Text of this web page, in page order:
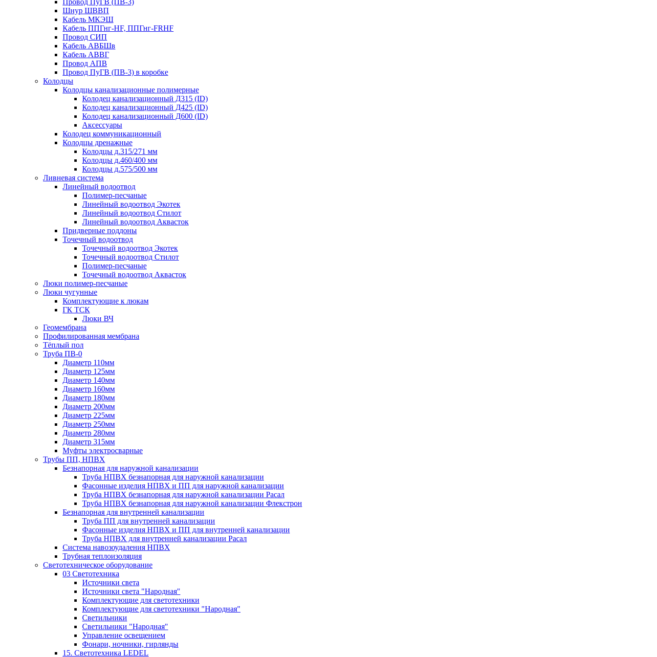
Шнур ШВВП
Кабель МКЭШ
Кабель ППГнг-HF, ППГнг-FRHF
Провод СИП
Кабель АВБШв
Кабель АВВГ
Провод АПВ
Провод ПуГВ (ПВ-3) в коробке
Колодцы
Колодцы канализационные полимерные
Колодец канализационный Д315 (ID)
Колодец канализационный Д425 (ID)
Колодец канализационный Д600 (ID)
Аксессуары
Колодец коммуникационный
Колодцы дренажные
Колодцы д.315/271 мм
Колодцы д.460/400 мм
Колодцы д.575/500 мм
Ливневая система
Линейный водоотвод
Полимер-песчаные
Линейный водоотвод Экотек
Линейный водоотвод Стилот
Линейный водоотвод Аквасток
Придверные поддоны
Точечный водоотвод
Точечный водоотвод Экотек
Точечный водоотвод Стилот
Полимер-песчаные
Точечный водоотвод Аквасток
Люки полимер-песчаные
Люки чугунные
Комплектующие к люкам
ГК ТСК
Люки ВЧ
Геомембрана
Профилированная мембрана
Тёплый пол
Труба ПВ-0
Диаметр 110мм
Диаметр 125мм
Диаметр 140мм
Диаметр 160мм
Диаметр 180мм
Диаметр 200мм
Диаметр 225мм
Диаметр 250мм
Диаметр 280мм
Диаметр 315мм
Муфты электросварные
Трубы ПП, НПВХ
Безнапорная для наружной канализации
Труба НПВХ безнапорная для наружной канализации
Фасонные изделия НПВХ и ПП для наружной канализации
Труба НПВХ безнапорная для наружной канализации Расал
Труба НПВХ безнапорная для наружной канализации Флекстрон
Безнапорная для внутренней канализации
Труба ПП для внутренней канализации
Фасонные изделия НПВХ и ПП для внутренней канализации
Труба НПВХ для внутренней канализации Расал
Система навозоудаления НПВХ
Трубная теплоизоляция
Светотехническое оборудование
03 Светотехника
Источники света
Источники света "Народная"
Комплектующие для светотехники
Комплектующие для светотехники "Народная"
Светильники
Светильники "Народная"
Управление освещением
Фонари, ночники, гирлянды
15. Светотехника LEDEL